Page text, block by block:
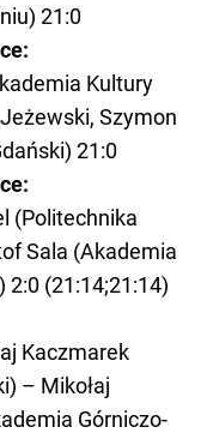
21:0
Kultury
Szymon
21:0
(Politechnika
Sala (Akademia
2:0 (21:14;21:14)
Kaczmarek
– Mikołaj
Górniczo-